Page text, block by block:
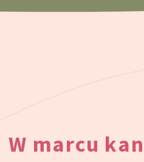
W marcu